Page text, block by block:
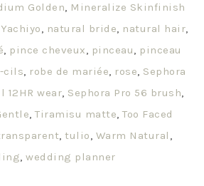
Golden, Mineralize Skinfinish
Yachiyo, natural bride, natural hair,
, pince cheveux, pinceau, pinceau
cils, robe de mariée, rose, Sephora
12HR wear, Sephora Pro 56 brush,
,Tiramisu matte,Too Faced
, tulio, Warm Natural ,
, wedding planner